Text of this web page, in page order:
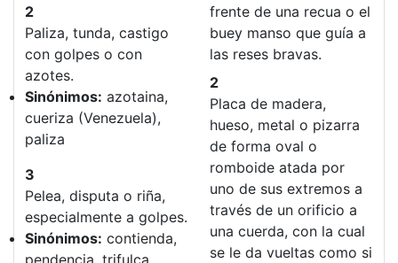
2
Paliza, tunda, castigo
con golpes o con
azotes.
Sinónimos: azotaina,
cueriza (Venezuela),
paliza
3
Pelea, disputa o riña,
especialmente a golpes.
Sinónimos: contienda,
pendencia, trifulca,
frente de una recua o el
buey manso que guía a
las reses bravas.
2
Placa de madera,
hueso, metal o pizarra
de forma oval o
romboide atada por
uno de sus extremos a
través de un orificio a
una cuerda, con la cual
se le da vueltas como si